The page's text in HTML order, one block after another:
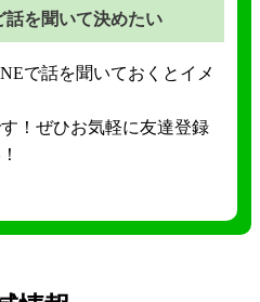
話を聞いて決めたい
で話を聞いておくとイメ
！ぜひお気軽に友達登録